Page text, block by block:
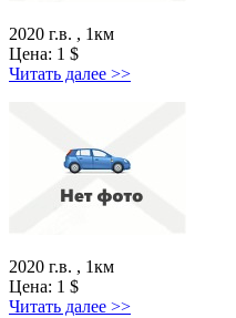
2020 г.в. , 1км
Цена: 1 $
Читать далее >>
2020 г.в. , 1км
Цена: 1 $
Читать далее >>